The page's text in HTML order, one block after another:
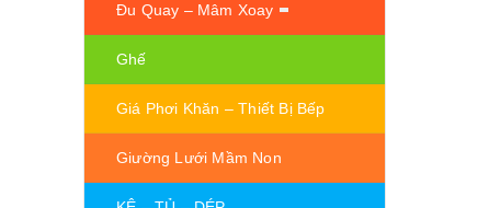
Đu Quay – Mâm Xoay
Ghế
Giá Phơi Khăn – Thiết Bị Bếp
Giường Lưới Mầm Non